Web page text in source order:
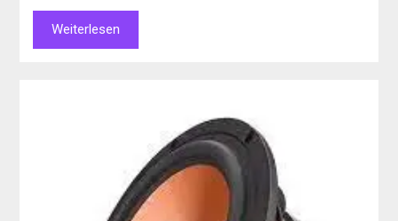
Weiterlesen